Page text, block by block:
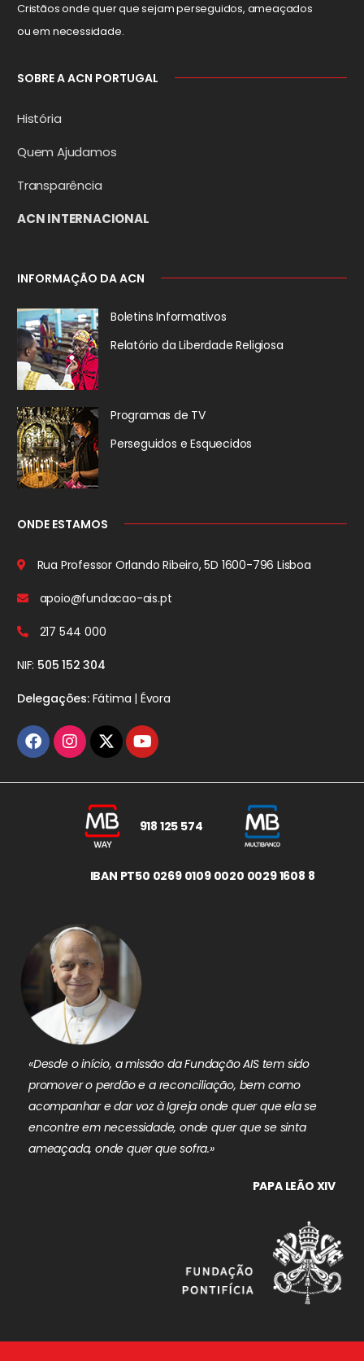
Cristãos onde quer que sejam perseguidos, ameaçados
ou em necessidade.
SOBRE A ACN PORTUGAL
História
Quem Ajudamos
Transparência
ACN INTERNACIONAL
INFORMAÇÃO DA ACN
Boletins Informativos
Relatório da Liberdade Religiosa
Programas de TV
Perseguidos e Esquecidos
ONDE ESTAMOS
Rua Professor Orlando Ribeiro, 5D 1600-796 Lisboa
apoio@fundacao-ais.pt
217 544 000
NIF: 505 152 304
Delegações:Fátima | Évora
918 125 574
IBAN PT50 0269 0109 0020 0029 1608 8
«Desde o início, a missão da Fundação AIS tem sido
promover o perdão e a reconciliação, bem como
acompanhar e dar voz à Igreja onde quer que ela se
encontre em necessidade, onde quer que se sinta
ameaçada, onde quer que sofra.»
PAPA LEÃO XIV